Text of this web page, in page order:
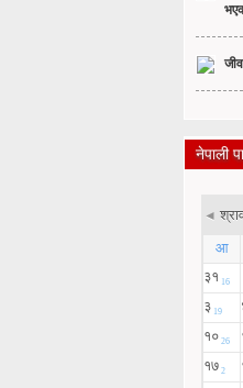
नेपाली